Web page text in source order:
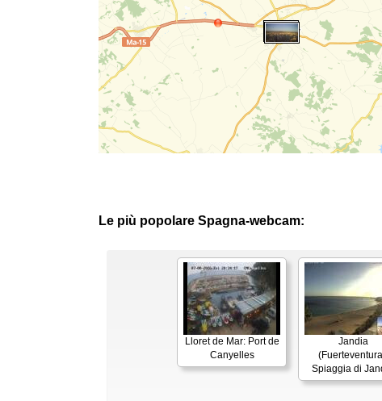
Le più popolare Spagna-webcam:
Lloret de Mar: Port de
Canyelles
Jandia
Spiaggia di